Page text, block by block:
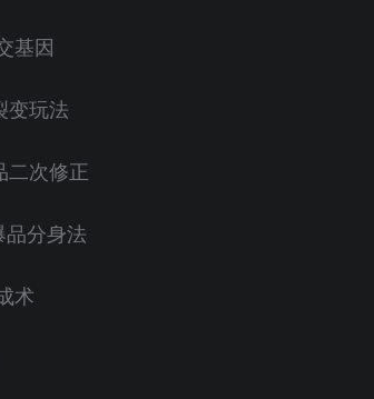
基因
变玩法
二次修正
分身法
术